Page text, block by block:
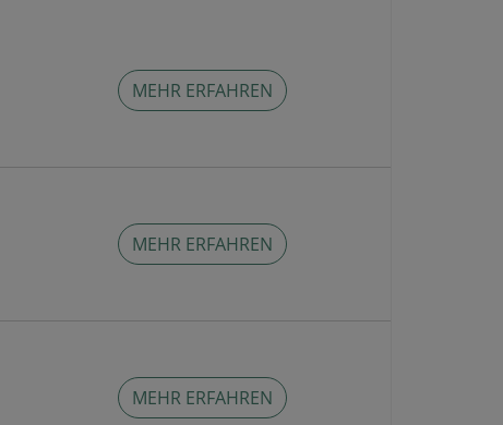
MEHR ERFAHREN
MEHR ERFAHREN
MEHR ERFAHREN